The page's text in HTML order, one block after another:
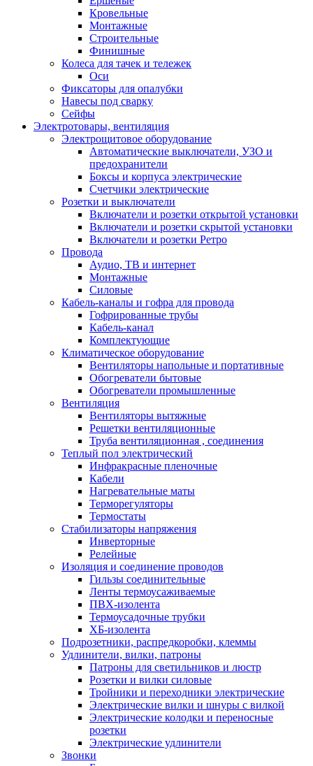
Кровельные
Монтажные
Строительные
Финишные
Колеса для тачек и тележек
Оси
Фиксаторы для опалубки
Навесы под сварку
Сейфы
Электротовары, вентиляция
Электрощитовое оборудование
Автоматические выключатели, УЗО и
предохранители
Боксы и корпуса электрические
Счетчики электрические
Розетки и выключатели
Включатели и розетки открытой установки
Включатели и розетки скрытой установки
Включатели и розетки Ретро
Провода
Аудио, ТВ и интернет
Монтажные
Силовые
Кабель-каналы и гофра для провода
Гофрированные трубы
Кабель-канал
Комплектующие
Климатическое оборудование
Вентиляторы напольные и портативные
Обогреватели бытовые
Обогреватели промышленные
Вентиляция
Вентиляторы вытяжные
Решетки вентиляционные
Труба вентиляционная , соединения
Теплый пол электрический
Инфракрасные пленочные
Кабели
Нагревательные маты
Терморегуляторы
Термостаты
Стабилизаторы напряжения
Инверторные
Релейные
Изоляция и соединение проводов
Гильзы соединительные
Ленты термоусаживаемые
ПВХ-изолента
Термоусадочные трубки
ХБ-изолента
Подрозетники, распредкоробки, клеммы
Удлинители, вилки, патроны
Патроны для светильников и люстр
Розетки и вилки силовые
Тройники и переходники электрические
Электрические вилки и шнуры с вилкой
Электрические колодки и переносные
розетки
Электрические удлинители
Звонки